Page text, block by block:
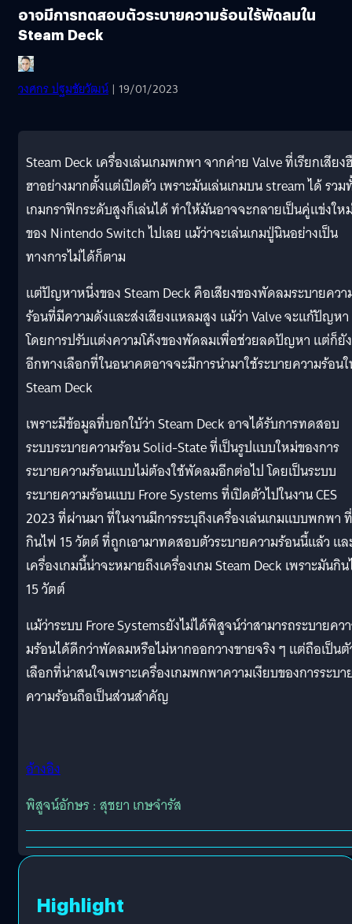
อาจมีการทดสอบตัวระบายความร้อนไร้พัดลมใน
Steam Deck
วงศกร ปฐมชัยวัฒน์ | 19/01/2023
Steam Deck เครื่องเล่นเกมพกพา จากค่าย Valve ที่เรียกเสียง
ฮาอย่างมากตั้งแต่เปิดตัว เพราะมันเล่นเกมบน stream ได้ รวม
เกมกราฟิกระดับสูงก็เล่นได้ ทำให้มันอาจจะกลายเป็นคู่แข่งให
ของ Nintendo Switch ไปเลย แม้ว่าจะเล่นเกมปู่นินอย่างเป็น
ทางการไม่ได้ก็ตาม
แต่ปัญหาหนึ่งของ Steam Deck คือเสียงของพัดลมระบายควา
ร้อนที่มีความดังและส่งเสียงแหลมสูง แม้ว่า Valve จะแก้ปัญหา
โดยการปรับแต่งความโค้งของพัดลมเพื่อช่วยลดปัญหา แต่ก็ยั
อีกทางเลือกที่ในอนาคตอาจจะมีการนำมาใช้ระบายความร้อน
Steam Deck
เพราะมีข้อมูลที่บอกใบ้ว่า Steam Deck อาจได้รับการทดสอบ
ระบบระบายความร้อน Solid-State ที่เป็นรูปแบบใหม่ของการ
ระบายความร้อนแบบไม่ต้องใช้พัดลมอีกต่อไป โดยเป็นระบบ
ระบายความร้อนแบบ Frore Systems ที่เปิดตัวไปในงาน CES
2023 ที่ผ่านมา ที่ในงานมีการระบุถึงเครื่องเล่นเกมแบบพกพา ที่
กินไฟ 15 วัตต์ ที่ถูกเอามาทดสอบตัวระบายความร้อนนี้แล้ว แล
เครื่องเกมนี้น่าจะหมายถึงเครื่องเกม Steam Deck เพราะมันกิ
15 วัตต์
แม้ว่าระบบ Frore Systemsยังไม่ได้พิสูจน์ว่าสามารถระบายคว
มร้อนได้ดีกว่าพัดลมหรือไม่หากออกวางขายจริง ๆ แต่ถือเป็น
เลือกที่น่าสนใจเพราะเครื่องเกมพกพาความเงียบของการระบา
ความร้อนถือเป็นส่วนสำคัญ
อ้างอิง
พิสูจน์อักษร : สุชยา เกษจำรัส
Highlight